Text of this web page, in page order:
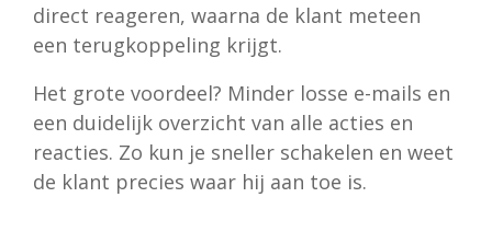
direct reageren, waarna de klant meteen
een terugkoppeling krijgt.
Het grote voordeel? Minder losse e-mails en
een duidelijk overzicht van alle acties en
reacties. Zo kun je sneller schakelen en weet
de klant precies waar hij aan toe is.